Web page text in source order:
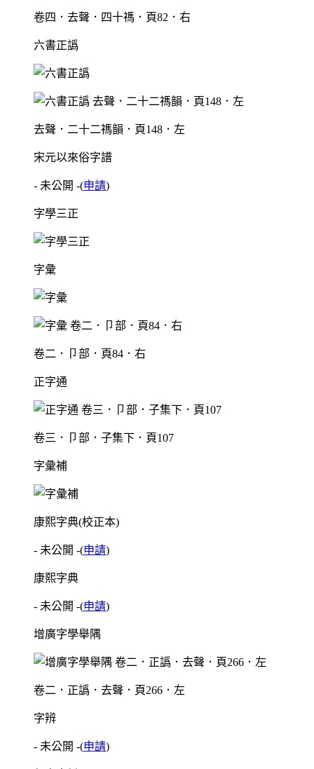
卷四．去聲．四十禡．頁82．右
六書正譌
去聲．二十二禡韻．頁148．左
宋元以來俗字譜
- 未公開 -(申請)
字學三正
字彙
卷二．卩部．頁84．右
正字通
卷三．卩部．子集下．頁107
字彙補
康熙字典(校正本)
- 未公開 -(申請)
康熙字典
- 未公開 -(申請)
增廣字學舉隅
卷二．正譌．去聲．頁266．左
字辨
- 未公開 -(申請)